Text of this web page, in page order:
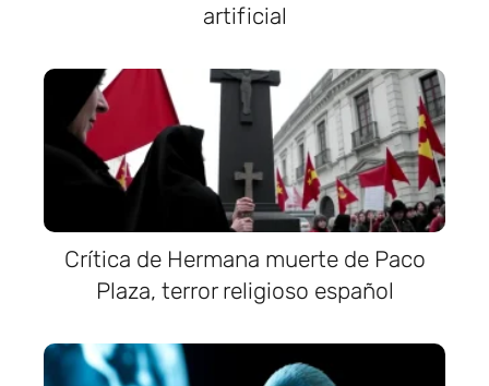
artificial
Crítica de Hermana muerte de Paco
Plaza, terror religioso español